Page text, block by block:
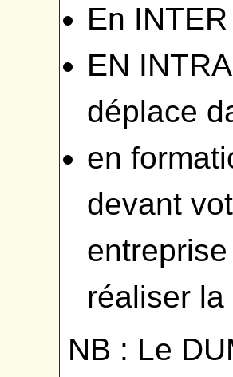
En
EN
déplace
en
devant
réaliser
NB : Le